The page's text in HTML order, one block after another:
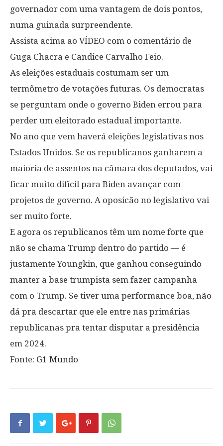
governador com uma vantagem de dois pontos,
numa guinada surpreendente.
Assista acima ao VÍDEO com o comentário de
Guga Chacra e Candice Carvalho Feio.
As eleições estaduais costumam ser um
termômetro de votações futuras. Os democratas
se perguntam onde o governo Biden errou para
perder um eleitorado estadual importante.
No ano que vem haverá eleições legislativas nos
Estados Unidos. Se os republicanos ganharem a
maioria de assentos na câmara dos deputados, vai
ficar muito difícil para Biden avançar com
projetos de governo. A oposicão no legislativo vai
ser muito forte.
E agora os republicanos têm um nome forte que
não se chama Trump dentro do partido — é
justamente Youngkin, que ganhou conseguindo
manter a base trumpista sem fazer campanha
com o Trump. Se tiver uma performance boa, não
dá pra descartar que ele entre nas primárias
republicanas pra tentar disputar a presidência
em 2024.
Fonte: G1 Mundo